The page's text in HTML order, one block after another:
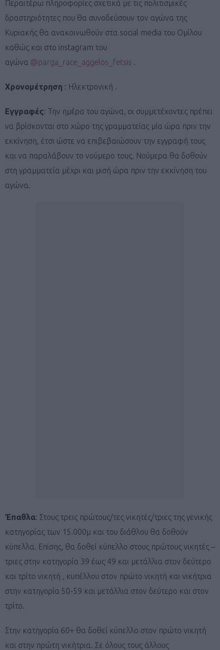
Περαιτέρω πληροφορίες σχετικά με τις πολιτισμικές
δραστηριότητες που θα συνοδεύσουν τον αγώνα της
Κυριακής θα ανακοινωθούν στα social media του Ομίλου
καθώς και στο instagram του
αγώνα @parga_race_aggelos_fetsis .
Χρονομέτρηση : Ηλεκτρονική .
Εγγραφές: Την ημέρα του αγώνα, οι συμμετέχοντες πρέπει
να βρίσκονται στο χώρο της γραμματείας μία ώρα πριν την
εκκίνηση, έτσι ώστε να επιβεβαιώσουν την εγγραφή τους
και να παραλάβουν το νούμερο τους. Νούμερα θα δοθούν
στη γραμματεία μέχρι και μισή ώρα πριν την εκκίνηση του
αγώνα.
Έπαθλα: Στους τρεις πρώτους/τες νικητές/τριες της γενικής
κατηγορίας των 15.000μ και του διάθλου θα δοθούν
κύπελλα. Επίσης, θα δοθεί κύπελλο στους πρώτους νικητές –
τριες στην κατηγορία 39 έως 49 και μετάλλια στον δεύτερο
και τρίτο νικητή , κυπέλλου στον πρώτο νικητή και νικήτρια
στην κατηγορία 50-59 και μετάλλια στον δεύτερο και στον
τρίτο.
Στην κατηγορία 60+ θα δοθεί κύπελλο στον πρώτο νικητή
και στην πρώτη νικήτρια. Σε όλους τους άλλους